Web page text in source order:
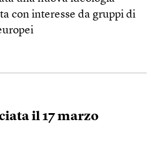
con interesse da gruppi di
il 17 marzo